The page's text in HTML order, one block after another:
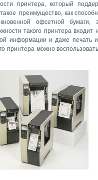
принтера, который
преимущество, как
офсетной бумаги,
такого принтера входит
информации и даже печать
принтера можно